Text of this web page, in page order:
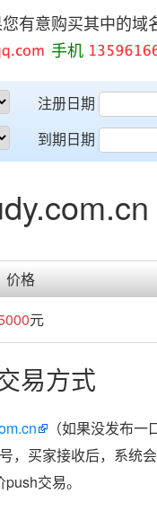
有意购买其中的域
手机
注册日期
到期日期
价格
元
易方式
（如果没发布一
买家接收后，系统会
交易。